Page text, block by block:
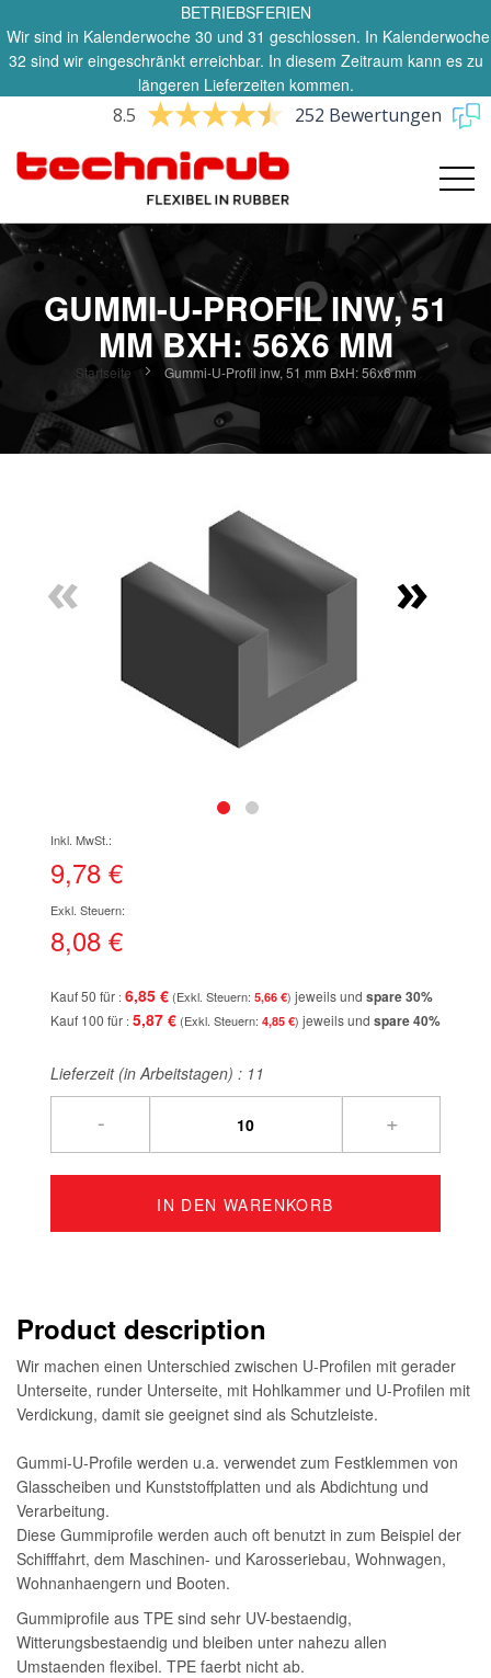
BETRIEBSFERIEN
Wir sind in Kalenderwoche 30 und 31 geschlossen. In Kalenderwoche
32 sind wir eingeschränkt erreichbar. In diesem Zeitraum kann es zu
längeren Lieferzeiten kommen.
8.5 252 Bewertungen
GUMMI-U-PROFIL INW, 51
MM BXH: 56X6 MM
Startseite Gummi-U-Profil inw, 51 mm BxH: 56x6 mm
springen
« »
der
Bildgalerie
9,78 €
8,08 €
Kauf 50 für 6,85 € 5,66 € jeweils und spare30%
Kauf 100 für 5,87 € 4,85 € jeweils und spare40%
Lieferzeit (in Arbeitstagen) : 11
- +
IN DEN WARENKORB
Product description
Wir machen einen Unterschied zwischen U-Profilen mit gerader
Unterseite, runder Unterseite, mit Hohlkammer und U-Profilen mit
Verdickung, damit sie geeignet sind als Schutzleiste.
Gummi-U-Profile werden u.a. verwendet zum Festklemmen von
Glasscheiben und Kunststoffplatten und als Abdichtung und
Verarbeitung.
Diese Gummiprofile werden auch oft benutzt in zum Beispiel der
Schifffahrt, dem Maschinen- und Karosseriebau, Wohnwagen,
Wohnanhaengern und Booten.
Gummiprofile aus TPE sind sehr UV-bestaendig,
Witterungsbestaendig und bleiben unter nahezu allen
Umstaenden flexibel. TPE faerbt nicht ab.